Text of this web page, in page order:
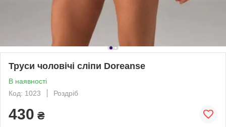
Труси чоловічі сліпи Doreanse
В наявності
Код: 1023
Роздріб
430 ₴